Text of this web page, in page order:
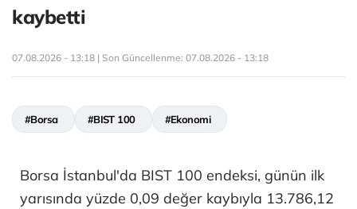
kaybetti
07.08.2026 - 13:18 | Son Güncellenme: 07.08.2026 - 13:18
#Borsa #BIST 100 #Ekonomi
Borsa İstanbul'da BIST 100 endeksi, günün ilk
yarısında yüzde 0,09 değer kaybıyla 13.786,12